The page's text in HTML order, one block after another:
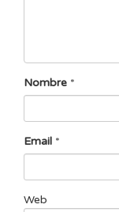
Nombre *
Email *
Web